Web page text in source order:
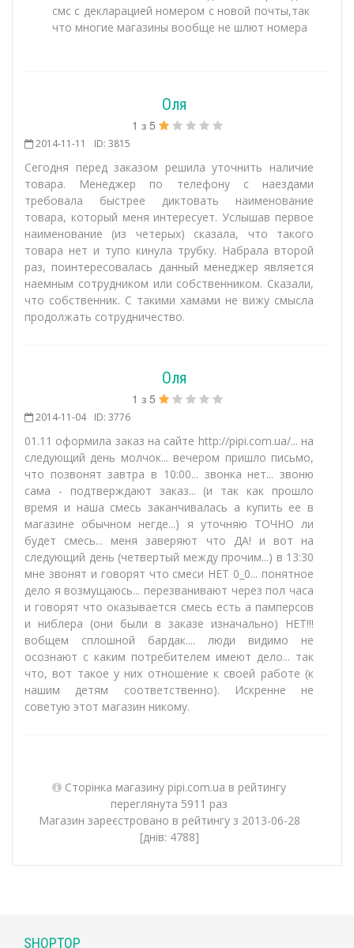
смс с декларацией номером с новой почты,так
что многие магазины вообще не шлют номера
Оля
1 з 5
2014-11-11 ID: 3815
Сегодня перед заказом решила уточнить наличие
товара. Менеджер по телефону с наездами
требовала быстрее диктовать наименование
товара, который меня интересует. Услышав первое
наименование (из четерых) сказала, что такого
товара нет и тупо кинула трубку. Набрала второй
раз, поинтересовалась данный менеджер является
наемным сотрудником или собственником. Сказали,
что собственник. С такими хамами не вижу смысла
продолжать сотрудничество.
Оля
1 з 5
2014-11-04 ID: 3776
01.11 оформила заказ на сайте http://pipi.com.ua/... на
следующий день молчок... вечером пришло письмо,
что позвонят завтра в 10:00... звонка нет... звоню
сама - подтверждают заказ... (и так как прошло
время и наша смесь заканчивалась а купить ее в
магазине обычном негде...) я уточняю ТОЧНО ли
будет смесь... меня заверяют что ДА! и вот на
следующий день (четвертый между прочим...) в 13:30
мне звонят и говорят что смеси НЕТ 0_0... понятное
дело я возмущаюсь... перезванивают через пол часа
и говорят что оказывается смесь есть а памперсов
и ниблера (они были в заказе изначально) НЕТ!!!
вобщем сплошной бардак.... люди видимо не
осознают с каким потребителем имеют дело... так
что, вот такое у них отношение к своей работе (к
нашим детям соответственно). Искренне не
советую этот магазин никому.
Сторінка магазину pipi.com.ua в рейтингу
переглянута 5911 раз
Магазин зареєстровано в рейтингу з 2013-06-28
[днів: 4788]
SHOPTOP